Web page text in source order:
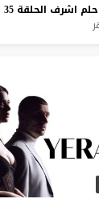
حلم اشرف الحلقة 35